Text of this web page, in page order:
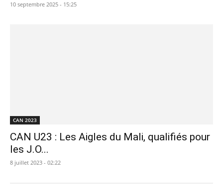
10 septembre 2025 - 15:25
CAN 2023
CAN U23 : Les Aigles du Mali, qualifiés pour
les J.O...
8 juillet 2023 - 02:22